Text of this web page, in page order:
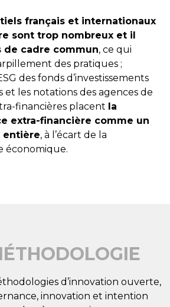
français et internationaux
sont trop nombreux et il
de cadre commun, ce qui
des pratiques ;
des fonds d’investissements
et les notations des agences de
financières placent la
extra-financière comme un
entière, à l’écart de la
économique.
d’innovation ouverte,
innovation et intention